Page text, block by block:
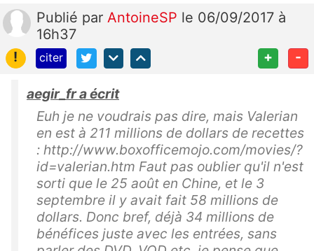
Publié par AntoineSP le 06/09/2017 à
16h37
!
citer + -
aegir_fr a écrit
Euh je ne voudrais pas dire, mais Valerian
en est à 211 millions de dollars de recettes
: http://www.boxofficemojo.com/movies/?
id=valerian.htm Faut pas oublier qu'il n'est
sorti que le 25 août en Chine, et le 3
septembre il y avait fait 58 millions de
dollars. Donc bref, déjà 34 millions de
bénéfices juste avec les entrées, sans